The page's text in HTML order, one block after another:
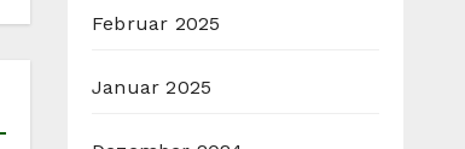
Februar 2025
Januar 2025